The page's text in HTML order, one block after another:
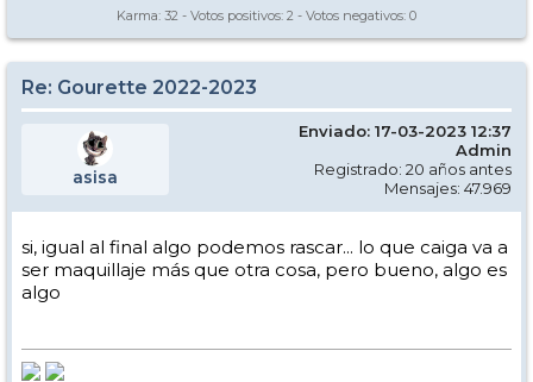
Karma: 32 - Votos positivos: 2 - Votos negativos: 0
Re: Gourette 2022-2023
asisa
Enviado: 17-03-2023 12:37
Admin
Registrado: 20 años antes
Mensajes: 47.969
si, igual al final algo podemos rascar... lo que caiga va a
ser maquillaje más que otra cosa, pero bueno, algo es
algo